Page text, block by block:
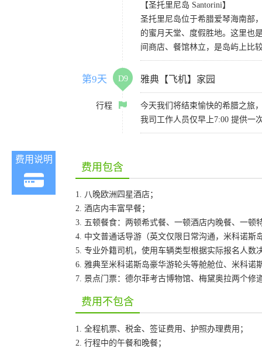
【圣托里尼岛 Santorini】
圣托里尼岛位于希腊爱琴海南部
的蜜月天堂、度假胜地。这里也
间商店、餐馆林立，是岛屿上比
第9天 D9 雅典【飞机】家园
行程
今天我们将结束愉快的希腊之旅
我司工作人员仅早上7:00 提供一
费用说明
费用包含
1. 八晚欧洲四星酒店；
2. 酒店内丰富早餐；
3. 五顿餐食：两顿希式餐、一顿酒店内晚餐、一顿
4. 中文普通话导游（英文仅限日常沟通，米科诺斯
5. 专业外籍司机，使用车辆类型根据实际报名人数
6. 雅典至米科诺斯岛豪华游轮头等舱舱位、米科诺
7. 景点门票：德尔菲考古博物馆、梅黛奥拉两个修
费用不包含
1. 全程机票、税金、签证费用、护照办理费用；
2. 行程中的午餐和晚餐；